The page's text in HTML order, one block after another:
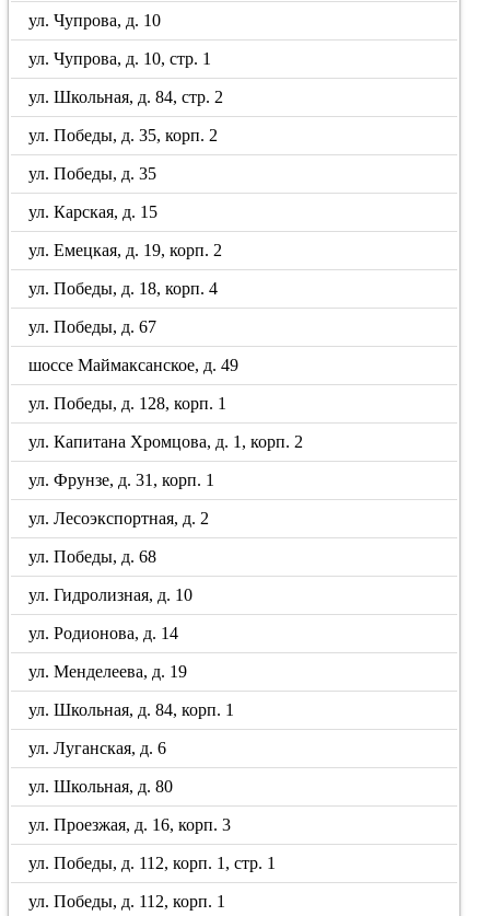
ул. Чупрова, д. 10
ул. Чупрова, д. 10, стр. 1
ул. Школьная, д. 84, стр. 2
ул. Победы, д. 35, корп. 2
ул. Победы, д. 35
ул. Карская, д. 15
ул. Емецкая, д. 19, корп. 2
ул. Победы, д. 18, корп. 4
ул. Победы, д. 67
шоссе Маймаксанское, д. 49
ул. Победы, д. 128, корп. 1
ул. Капитана Хромцова, д. 1, корп. 2
ул. Фрунзе, д. 31, корп. 1
ул. Лесоэкспортная, д. 2
ул. Победы, д. 68
ул. Гидролизная, д. 10
ул. Родионова, д. 14
ул. Менделеева, д. 19
ул. Школьная, д. 84, корп. 1
ул. Луганская, д. 6
ул. Школьная, д. 80
ул. Проезжая, д. 16, корп. 3
ул. Победы, д. 112, корп. 1, стр. 1
ул. Победы, д. 112, корп. 1